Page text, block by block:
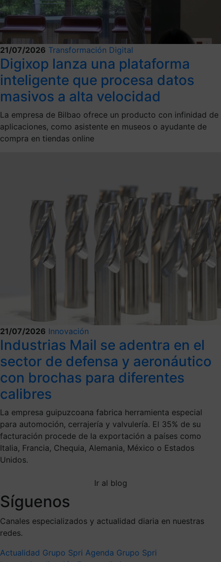
21/07/2026 Transformación Digital
Digixop lanza una plataforma
inteligente que procesa datos
masivos a alta velocidad
La empresa de Bilbao ofrece un producto con infinidad de
aplicaciones, como asistente en museos o ayudante de
compra en tiendas online
21/07/2026 Innovación
Industrias Mail se adentra en el
sector de defensa y aeronáutico
con brochas para diferentes
calibres
La empresa guipuzcoana fabrica herramienta especial
para automoción, cerrajería y valvulería. El 35% de su
facturación procede de la exportación a países como
Italia, Francia, Chequia, Alemania, México o Estados
Unidos.
Ir al blog
Síguenos
Canales especializados y actualidad diaria en nuestras
redes.
Actualidad Grupo Spri Agenda Grupo Spri